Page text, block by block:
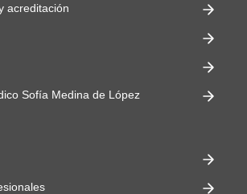
acreditación
Sofía Medina de López